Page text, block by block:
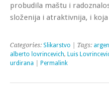
probudila maštu i
složenija i atraktivnija, i
Categories: Slikarstvo | Tags:
alberto lovrincevich, Luis
urdirana
Permalink